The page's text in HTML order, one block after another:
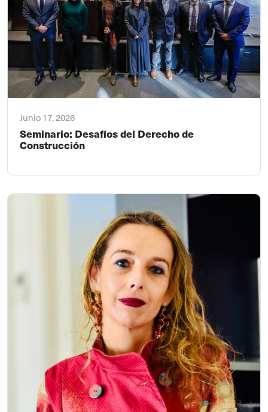
Junio 17, 2026
Seminario: Desafíos del Derecho de
Construcción